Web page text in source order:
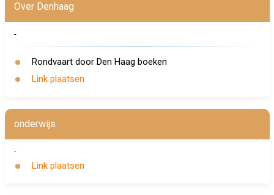
Over Denhaag
-
Rondvaart door Den Haag boeken
Link plaatsen
onderwijs
-
Link plaatsen